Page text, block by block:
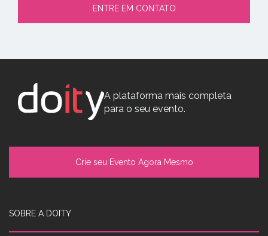
ENTRE EM CONTATO
A plataforma mais completa
para o seu evento.
Crie seu Evento Agora Mesmo
SOBRE A DOITY